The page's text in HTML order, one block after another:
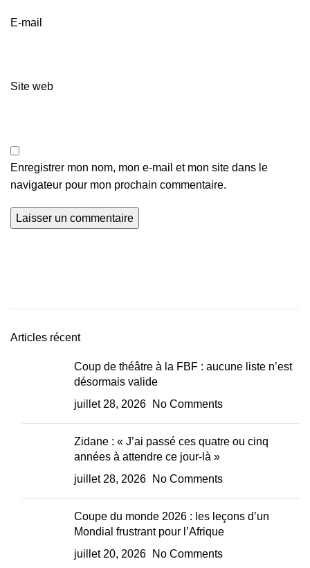
E-mail
Site web
Enregistrer mon nom, mon e-mail et mon site dans le
navigateur pour mon prochain commentaire.
Articles récent
Coup de théâtre à la FBF : aucune liste n’est
désormais valide
juillet 28, 2026
No Comments
Zidane : « J’ai passé ces quatre ou cinq
années à attendre ce jour-là »
juillet 28, 2026
No Comments
Coupe du monde 2026 : les leçons d’un
Mondial frustrant pour l’Afrique
juillet 20, 2026
No Comments